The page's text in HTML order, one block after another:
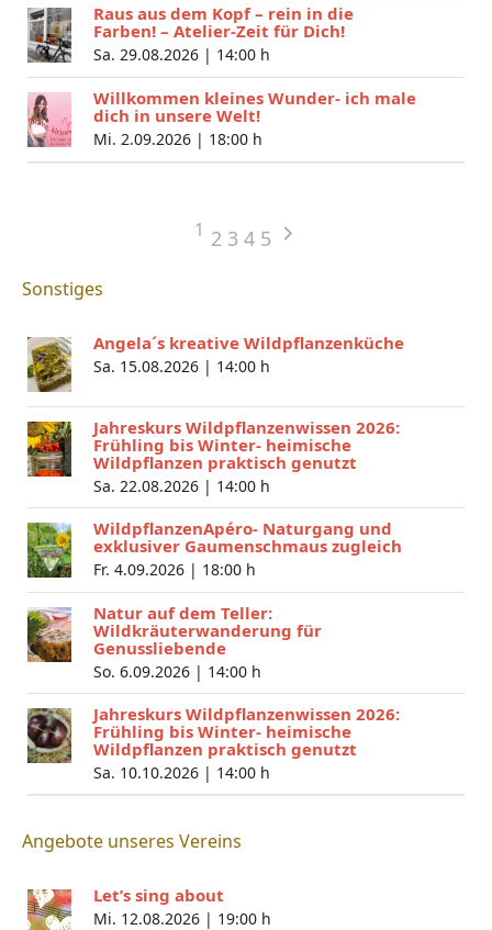
Raus aus dem Kopf – rein in die
Farben! – Atelier-Zeit für Dich!
Sa. 29.08.2026 | 14:00 h
Willkommen kleines Wunder- ich male
dich in unsere Welt!
Mi. 2.09.2026 | 18:00 h
1 2 3 4 5
Sonstiges
Angela´s kreative Wildpflanzenküche
Sa. 15.08.2026 | 14:00 h
Jahreskurs Wildpflanzenwissen 2026:
Frühling bis Winter- heimische
Wildpflanzen praktisch genutzt
Sa. 22.08.2026 | 14:00 h
WildpflanzenApéro- Naturgang und
exklusiver Gaumenschmaus zugleich
Fr. 4.09.2026 | 18:00 h
Natur auf dem Teller:
Wildkräuterwanderung für
Genussliebende
So. 6.09.2026 | 14:00 h
Jahreskurs Wildpflanzenwissen 2026:
Frühling bis Winter- heimische
Wildpflanzen praktisch genutzt
Sa. 10.10.2026 | 14:00 h
Angebote unseres Vereins
Let’s sing about
Mi. 12.08.2026 | 19:00 h